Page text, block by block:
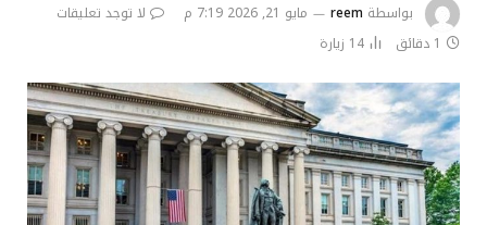
بواسطة reem مايو 21, 2026 7:19 م
لا توجد تعليقات
1 دقائق
14 زيارة